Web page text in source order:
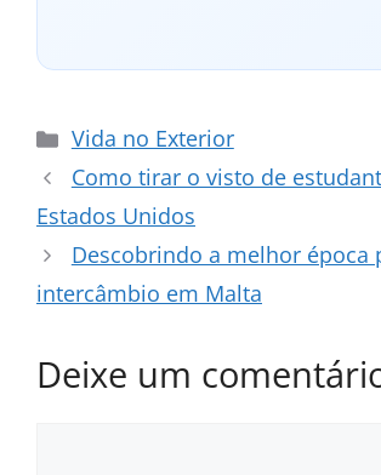
Categorias
Vida no Exterior
Como tirar o visto de
Estados Unidos
Descobrindo a melhor época
intercâmbio em Malta
Deixe um